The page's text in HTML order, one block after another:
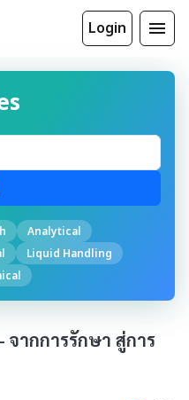
Login
Analytical
Liquid Handling
จากการรักษา สู่การ